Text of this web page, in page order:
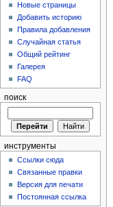
Новые страницы
Добавить историю
Правила добавления
Случайная статья
Общий рейтинг
Галерея
FAQ
поиск
инструменты
Ссылки сюда
Связанные правки
Версия для печати
Постоянная ссылка